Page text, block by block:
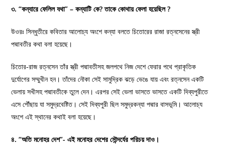
৩. “কন্যারে ফেলিল যথা” – কন্যাটি কে? তাকে কোথায় ফেলা হয়েছিল ?
উওরঃ সিন্ধুতীরে কবিতার আলোচ্য অংশে কন্যা বলতে চিতোরের রাজা রত্নসেনের স্ত্রী
পদ্মাবতীর কথা বলা হয়েছে।
চিতোর-রাজ রত্নসেন তাঁর স্ত্রী পদ্মাবতীসহ জলপথে নিজ দেশে ফেরার পথে প্রাকৃতিক
দুর্যোগের সম্মুখীন হন। তাঁদের নৌকা সেই সামুদ্রিক ঝড়ে ভেঙে যায় এবং রত্নসেন একটি
ভেলায় সখীসহ পদ্মাবতীকে তুলে দেন। এরপর সেই ভেলা ভাসতে ভাসতে একটি দিব্যপুরীতে
এসে পৌঁছায় যা সমুদ্রবেষ্টিত। সেই দিব্যপুরী ছিল সমুদ্রকন্যা পদ্মার বাসভূমি। আলোচ্য
অংশে এই স্থানের কথাই বলা হয়েছে।
৪. “অতি মনোহর দেশ”- এই মনোহর দেশের সৌন্দর্যের পরিচয় দাও।